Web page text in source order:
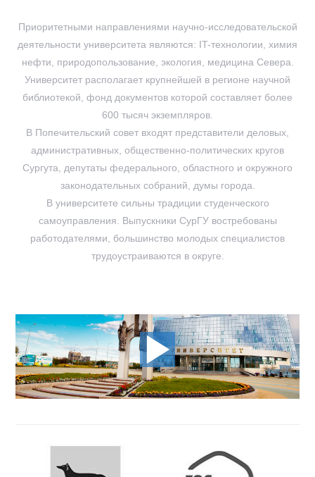
Приоритетными направлениями научно-исследовательской
деятельности университета являются: IT-технологии, химия
нефти, природопользование, экология, медицина Севера.
Университет располагает крупнейшей в регионе научной
библиотекой, фонд документов которой составляет более
600 тысяч экземпляров.
В Попечительский совет входят представители деловых,
административных, общественно-политических кругов
Сургута, депутаты федерального, областного и окружного
законодательных собраний, думы города.
В университете сильны традиции студенческого
самоуправления. Выпускники СурГУ востребованы
работодателями, большинство молодых специалистов
трудоустраиваются в округе.